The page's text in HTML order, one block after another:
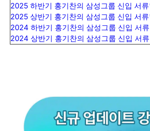
2025 하반기 홍기찬의 삼성그룹 신입 서
2025 상반기 홍기찬의 삼성그룹 신입 서
2024 하반기 홍기찬의 삼성그룹 신입 서
2024 상반기 홍기찬의 삼성그룹 신입 서